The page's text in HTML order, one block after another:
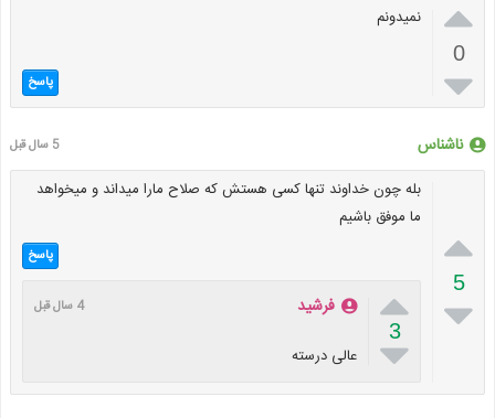

0

نمیدونم
پاسخ
ناشناس 5 سال قبل

5

بله چون خداوند تنها کسی هستش که صلاح مارا میداند و میخواهد
ما موفق باشیم
پاسخ

3

فرشید 4 سال قبل
عالی درسته